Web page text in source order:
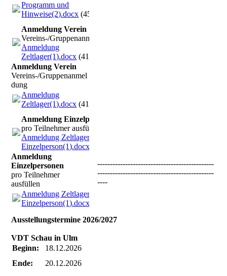
Programm und
Hinweise(2).docx (45.41KB)
Anmeldung Verein
Vereins-/Gruppenanmeldung
Anmeldung
Zeltlager(1).docx (41.87KB)
Anmeldung Verein
Vereins-/Gruppenanmel
dung
Anmeldung
Zeltlager(1).docx (41.87KB)
Anmeldung Einzelpersonen
pro Teilnehmer ausfüllen
Anmeldung Zeltlager
Einzelperson(1).docx
Anmeldung
Einzelpersonen
pro Teilnehmer
ausfüllen
Anmeldung Zeltlager
Einzelperson(1).docx
----------------------------------------------
----------------------------------------------
----
Ausstellungstermine 2026/2027
VDT Schau in Ulm
Beginn:
18.12.2026
Ende:
20.12.2026